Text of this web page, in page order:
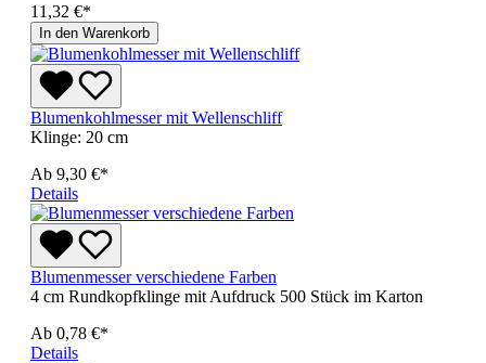
11,32 €*
In den Warenkorb
Blumenkohlmesser mit Wellenschliff
Klinge: 20 cm
Ab 9,30 €*
Details
Blumenmesser verschiedene Farben
4 cm Rundkopfklinge mit Aufdruck 500 Stück im Karton
Ab 0,78 €*
Details